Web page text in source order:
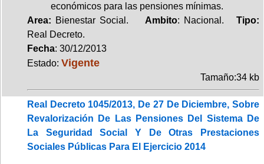
económicos para las pensiones mínimas.
Area: Bienestar Social. Ambito: Nacional. Tipo:
Real Decreto.
Fecha: 30/12/2013
Estado: Vigente
Tamaño:34 kb
Real Decreto 1045/2013, De 27 De Diciembre, Sobre
Revalorización De Las Pensiones Del Sistema De
La Seguridad Social Y De Otras Prestaciones
Sociales Públicas Para El Ejercicio 2014